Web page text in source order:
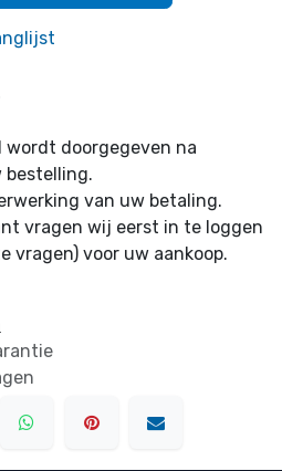
doorgegeven na
bestelling.
van uw betaling.
vragen wij eerst in te loggen
vragen) voor uw aankoop.